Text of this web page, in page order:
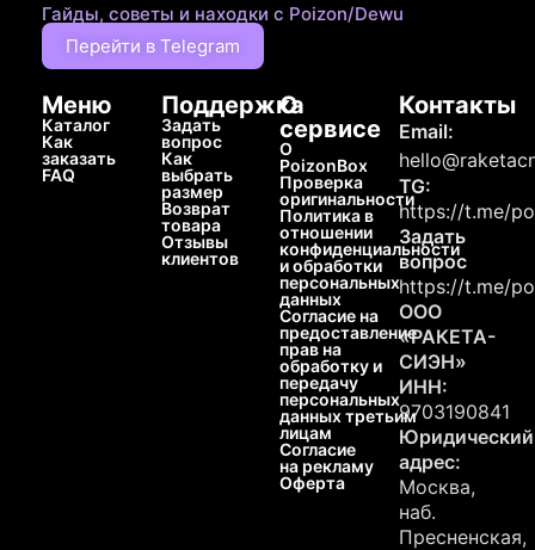
Гайды, советы и находки с Poizon/Dewu
Перейти в Telegram
Меню
Каталог
Как
заказать
FAQ
Поддержка
Задать
вопрос
Как
выбрать
размер
Возврат
товара
Отзывы
клиентов
О
сервисе
О
PoizonBox
Проверка
оригинальности
Политика в
отношении
конфиденциальности
и обработки
персональных
данных
Согласие на
предоставление
прав на
обработку и
передачу
персональных
данных третьим
лицам
Согласие
на рекламу
Оферта
Контакты
Email:
TG:
https://t.me/
Задать
вопрос
https://t.me/
ООО
«РАКЕТА-
СИЭН»
ИНН:
9703190841
Юридический
адрес:
Москва,
наб.
Пресненская,